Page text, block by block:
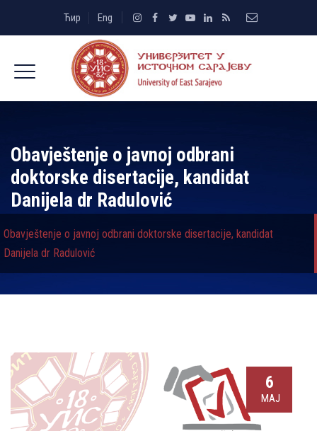
Ћир Eng
Obavještenje o javnoj odbrani
doktorske disertacije, kandidat
Danijela dr Radulović
Obavještenje o javnoj odbrani doktorske disertacije, kandidat
Danijela dr Radulović
6
МАЈ